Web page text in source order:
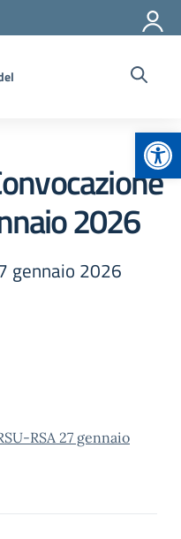
2026
gennaio 2026
RSA 27 gennaio